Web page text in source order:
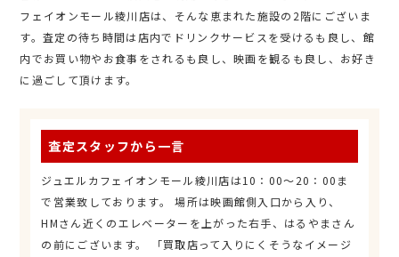
フェイオンモール綾川店は、そんな恵まれた施設の2階にございま
す。査定の待ち時間は店内でドリンクサービスを受けるも良し、館
内でお買い物やお食事をされるも良し、映画を観るも良し、お好き
に過ごして頂けます。
査定スタッフから一言
ジュエルカフェイオンモール綾川店は10：00～20：00ま
で営業致しております。 場所は映画館側入口から入り、
HMさん近くのエレベーターを上がった右手、はるやまさん
の前にございます。 「買取店って入りにくそうなイメージ